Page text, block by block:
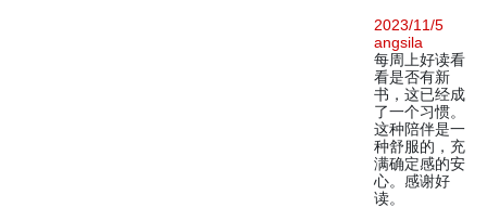
2023/11/5
angsila
每周上好读看
看是否有新
书，这已经成
了一个习惯。
这种陪伴是一
种舒服的，充
满确定感的安
心。感谢好
读。